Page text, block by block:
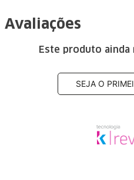
Avaliações
Este produto ainda
SEJA O